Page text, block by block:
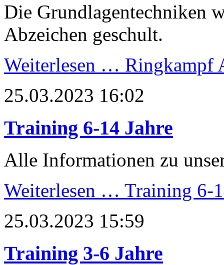
Die Grundlagentechniken
Abzeichen geschult.
Weiterlesen … Ringkampf
25.03.2023 16:02
Training 6-14 Jahre
Alle Informationen zu
Weiterlesen … Training 6-
25.03.2023 15:59
Training 3-6 Jahre